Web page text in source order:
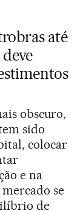
até
obscuro,
sido
colocar
e na
se
de